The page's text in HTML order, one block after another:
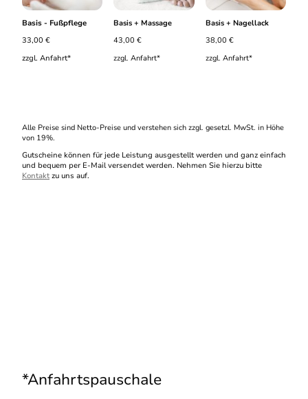
Basis - Fußpflege
33,00 €
zzgl. Anfahrt*
Basis + Massage
43,00 €
zzgl. Anfahrt*
Basis + Nagellack
38,00 €
zzgl. Anfahrt*
Alle Preise sind Netto-Preise und verstehen sich zzgl. gesetzl. MwSt. in Höhe
von 19%.
Gutscheine können für jede Leistung ausgestellt werden und ganz einfach
und bequem per E-Mail versendet werden. Nehmen Sie hierzu bitte
Kontakt zu uns auf.
*Anfahrtspauschale